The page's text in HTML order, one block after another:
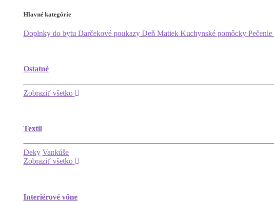
Hlavné kategórie
Doplnky do bytu Darčekové poukazy Deň Matiek Kuchynské pomôcky Pečenie
Ostatné
Zobraziť všetko
Textil
Deky Vankúše
Zobraziť všetko
Interiérové vône